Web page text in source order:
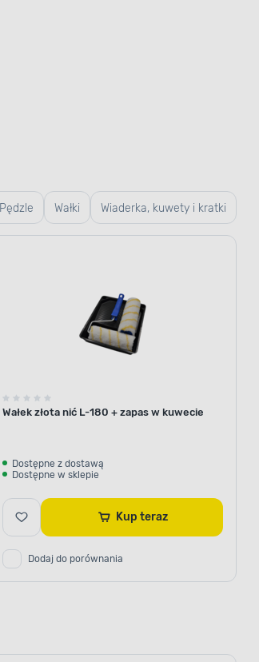
Pędzle Wałki Wiaderka, kuwety i kratki
Wałek złota nić L-180 + zapas w kuwecie
Dostępne z dostawą
Dostępne w sklepie
Kup teraz
Dodaj do porównania